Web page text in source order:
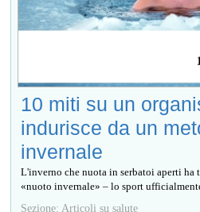
10 miti su un
indurisce da un
invernale
L'inverno che nuota in serbatoi aperti ha
«nuoto invernale» – lo sport
Sezione: Articoli su salute